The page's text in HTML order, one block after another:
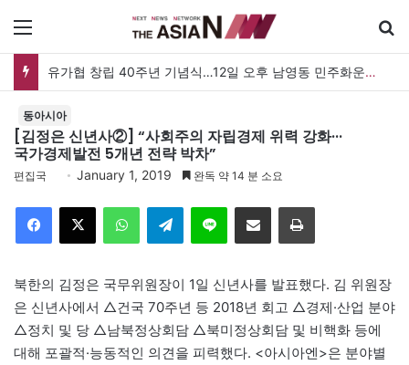
유가협 창립 40주년 기념식…12일 오후 남영동 민주화운동기념관
동아시아
[김정은 신년사②] “사회주의 자립경제 위력 강화···
국가경제발전 5개년 전략 박차”
편집국 January 1, 2019 완독 약 14 분 소요
Telegram 이메일
북한의 김정은 국무위원장이 1일 신년사를 발표했다. 김 위원장
은 신년사에서 △건국 70주년 등 2018년 회고 △경제·산업 분야
△정치 및 당 △남북정상회담 △북미정상회담 및 비핵화 등에
대해 포괄적·능동적인 의견을 피력했다. <아시아엔>은 분야별